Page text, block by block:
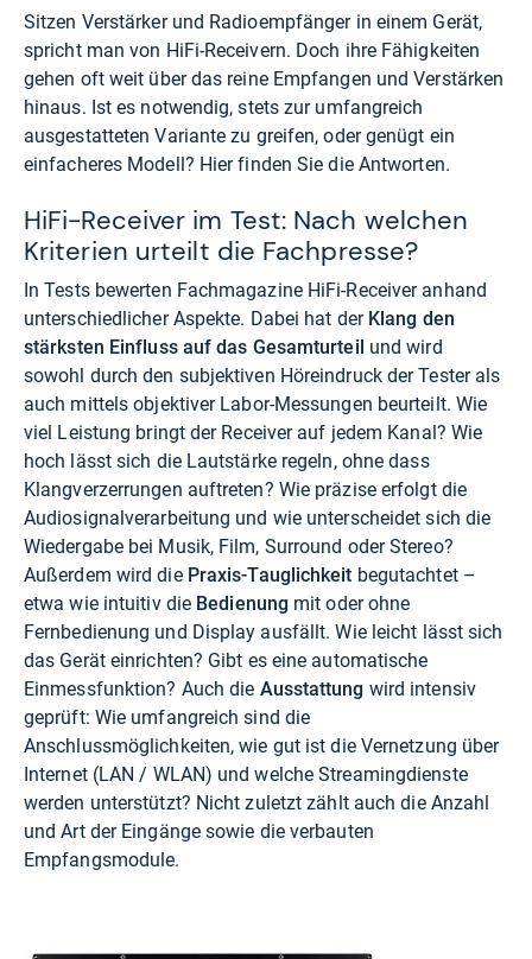
Sitzen Verstärker und Radioempfänger in einem Gerät,
spricht man von HiFi-Receivern. Doch ihre Fähigkeiten
gehen oft weit über das reine Empfangen und Verstärken
hinaus. Ist es notwendig, stets zur umfangreich
ausgestatteten Variante zu greifen, oder genügt ein
einfacheres Modell? Hier finden Sie die Antworten.
HiFi-Receiver im Test: Nach welchen
Kriterien urteilt die Fachpresse?
In Tests bewerten Fachmagazine HiFi-Receiver anhand
unterschiedlicher Aspekte. Dabei hat der Klang den
stärksten Einfluss auf das Gesamturteil und wird
sowohl durch den subjektiven Höreindruck der Tester als
auch mittels objektiver Labor-Messungen beurteilt. Wie
viel Leistung bringt der Receiver auf jedem Kanal? Wie
hoch lässt sich die Lautstärke regeln, ohne dass
Klangverzerrungen auftreten? Wie präzise erfolgt die
Audiosignalverarbeitung und wie unterscheidet sich die
Wiedergabe bei Musik, Film, Surround oder Stereo?
Außerdem wird die Praxis-Tauglichkeit begutachtet –
etwa wie intuitiv die Bedienung mit oder ohne
Fernbedienung und Display ausfällt. Wie leicht lässt sich
das Gerät einrichten? Gibt es eine automatische
Einmessfunktion? Auch die Ausstattung wird intensiv
geprüft: Wie umfangreich sind die
Anschlussmöglichkeiten, wie gut ist die Vernetzung über
Internet (LAN / WLAN) und welche Streamingdienste
werden unterstützt? Nicht zuletzt zählt auch die Anzahl
und Art der Eingänge sowie die verbauten
Empfangsmodule.